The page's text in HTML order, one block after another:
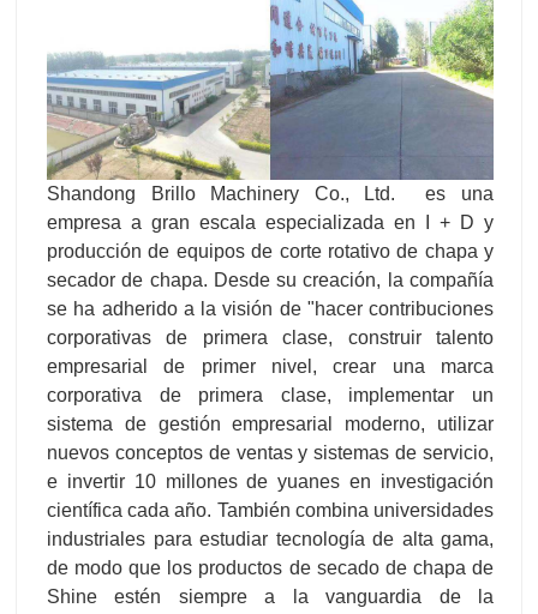
Shandong Brillo Machinery Co., Ltd. es una
empresa a gran escala especializada en I + D y
producción de equipos de corte rotativo de chapa y
secador de chapa. Desde su creación, la compañía
se ha adherido a la visión de "hacer contribuciones
corporativas de primera clase, construir talento
empresarial de primer nivel, crear una marca
corporativa de primera clase, implementar un
sistema de gestión empresarial moderno, utilizar
nuevos conceptos de ventas y sistemas de servicio,
e invertir 10 millones de yuanes en investigación
científica cada año. También combina universidades
industriales para estudiar tecnología de alta gama,
de modo que los productos de secado de chapa de
Shine estén siempre a la vanguardia de la